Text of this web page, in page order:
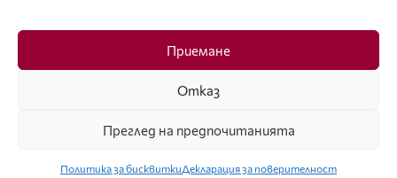
Приемане
Отказ
Преглед на предпочитанията
Политика за бисквиткиДекларация за поверителност
Facebook
ISSN 1314-8915 Copyright © 2007-2025 Ot igla do konetz Ltd. & Fashion.bg